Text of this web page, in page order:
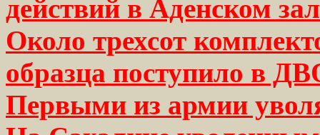
действий в Аденском
Около трехсот
образца поступило в
Первыми из армии